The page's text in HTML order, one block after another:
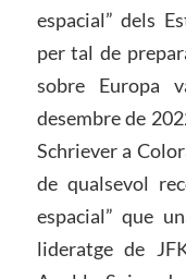
espacial” dels
per tal de
sobre Europa
desembre de
Schriever a
de qualsevol
espacial” que
lideratge de